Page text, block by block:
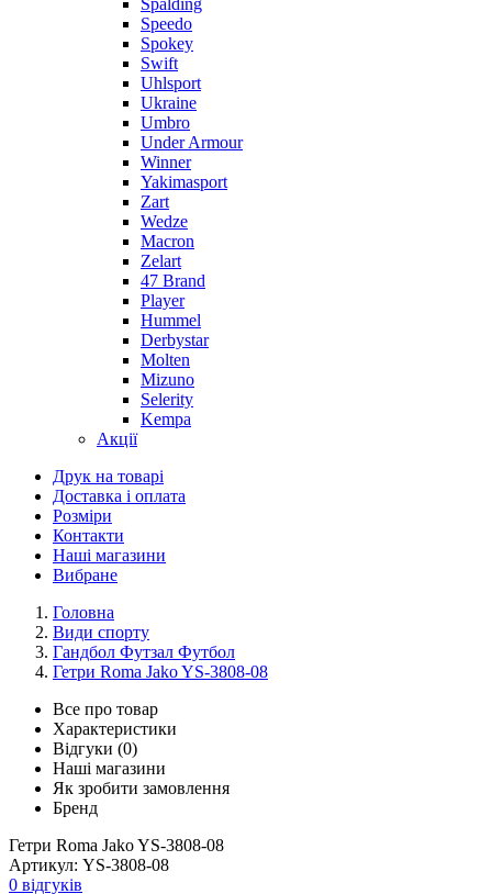
Spalding
Speedo
Spokey
Swift
Uhlsport
Ukraine
Umbro
Under Armour
Winner
Yakimasport
Zart
Wedze
Macron
Zelart
47 Brand
Player
Hummel
Derbystar
Molten
Mizuno
Selerity
Kempa
Акції
Друк на товарі
Доставка і оплата
Розміри
Контакти
Наші магазини
Вибране
Головна
Види спорту
Гандбол Футзал Футбол
Гетри Roma Jako YS-3808-08
Все про товар
Характеристики
Відгуки (0)
Наші магазини
Як зробити замовлення
Бренд
Гетри Roma Jako YS-3808-08
Артикул: YS-3808-08
0 відгуків